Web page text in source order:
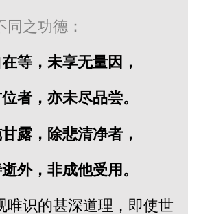
同之功德：
等，未享无量因，
者，亦未尽品尝。
露，除悲清净者，
外，非成他受用。
唯识的甚深道理，即使世